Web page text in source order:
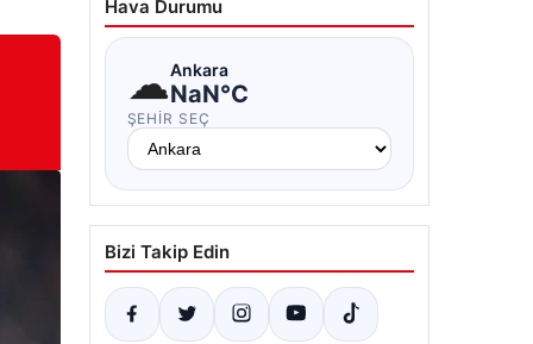
Hava Durumu
☁Ankara
NaN°C
ŞEHIR SEÇ
Bizi Takip Edin